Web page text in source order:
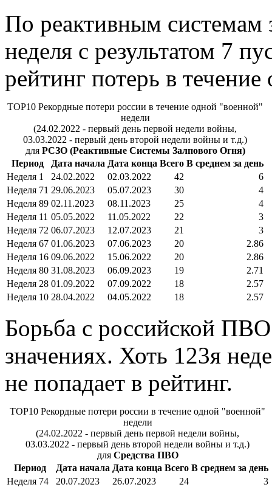
По реактивным системам
неделя с результатом 7
рейтинг потерь в
TOP10 Рекордные потери россии в течение одной "военной"
недели
(24.02.2022 - первый день первой недели войны,
03.03.2022 - первый день второй недели войны и т.д.)
для РСЗО (Реактивные Системы Залпового Огня)
Период
Дата начала Дата конца Всего В среднем за день
Неделя 1
24.02.2022 02.03.2022 42
6
Неделя 71 29.06.2023 05.07.2023 30
4
Неделя 89 02.11.2023 08.11.2023 25
4
Неделя 11 05.05.2022 11.05.2022 22
3
Неделя 72 06.07.2023 12.07.2023 21
3
Неделя 67 01.06.2023 07.06.2023 20
2.86
Неделя 16 09.06.2022 15.06.2022 20
2.86
Неделя 80 31.08.2023 06.09.2023 19
2.71
Неделя 28 01.09.2022 07.09.2022 18
2.57
Неделя 10 28.04.2022 04.05.2022 18 2.57
Борьба с российской
значениях. Хоть 123я
не попадает в рейтинг.
TOP10 Рекордные потери россии в течение одной "военной"
недели
(24.02.2022 - первый день первой недели войны,
03.03.2022 - первый день второй недели войны и т.д.)
для Средства ПВО
Период
Дата начала Дата конца Всего В среднем за день
Неделя 74
20.07.2023 26.07.2023 24
3